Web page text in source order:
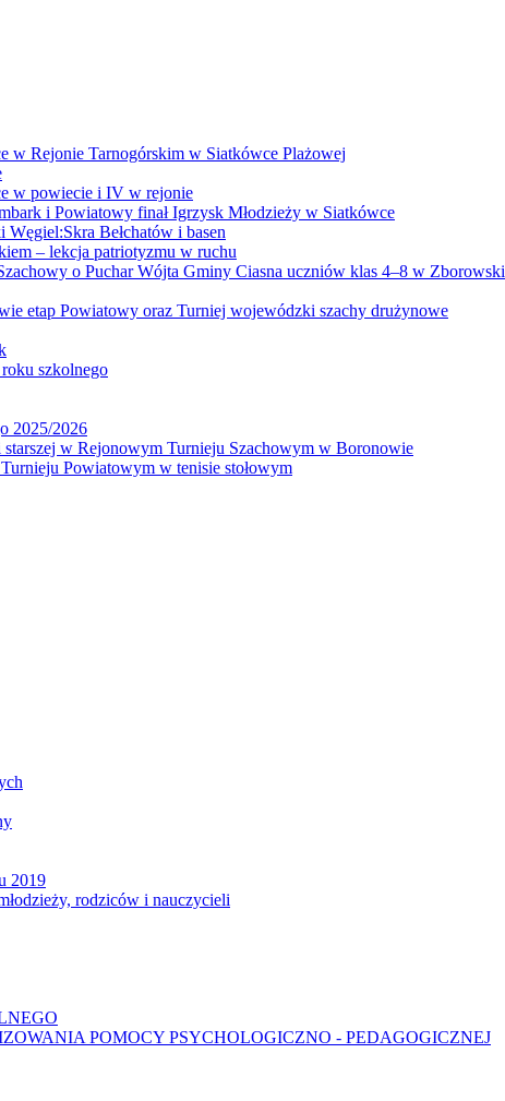
w Rejonie Tarnogórskim w Siatkówce Plażowej
w powiecie i IV w rejonie
i Powiatowy finał Igrzysk Młodzieży w Siatkówce
Bełchatów i basen
– lekcja patriotyzmu w ruchu
o Puchar Wójta Gminy Ciasna uczniów klas 4–8 w
etap Powiatowy oraz Turniej wojewódzki szachy drużynowe
szkolnego
2025/2026
starszej w Rejonowym Turnieju Szachowym w Boronowie
Powiatowym w tenisie stołowym
2019
rodziców i nauczycieli
POMOCY PSYCHOLOGICZNO - PEDAGOGICZNEJ